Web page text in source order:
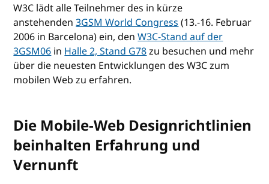
W3C lädt alle Teilnehmer des in kürze
anstehenden3GSM World Congress(13.-16. Februar
2006 in Barcelona) ein, denW3C-Stand auf der
3GSM06inHalle 2, Stand G78zu besuchen und mehr
über die neuesten Entwicklungen des W3C zum
mobilen Web zu erfahren.
Die Mobile-Web Designrichtlinien
beinhalten Erfahrung und
Vernunft